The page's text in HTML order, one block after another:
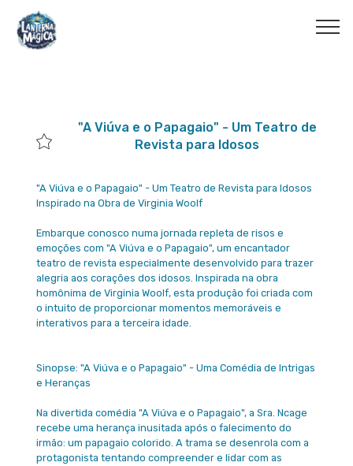
"A Viúva e o Papagaio" - Um Teatro de
Revista para Idosos
"A Viúva e o Papagaio" - Um Teatro de Revista para Idosos
Inspirado na Obra de Virginia Woolf
Embarque conosco numa jornada repleta de risos e
emoções com "A Viúva e o Papagaio", um encantador
teatro de revista especialmente desenvolvido para trazer
alegria aos corações dos idosos. Inspirada na obra
homônima de Virginia Woolf, esta produção foi criada com
o intuito de proporcionar momentos memoráveis e
interativos para a terceira idade.
Sinopse: "A Viúva e o Papagaio" - Uma Comédia de Intrigas
e Heranças
Na divertida comédia "A Viúva e o Papagaio", a Sra. Ncage
recebe uma herança inusitada após o falecimento do
irmão: um papagaio colorido. A trama se desenrola com a
protagonista tentando compreender e lidar com as